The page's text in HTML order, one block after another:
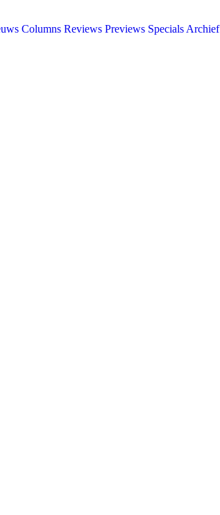
Columns Reviews Previews Specials Archief